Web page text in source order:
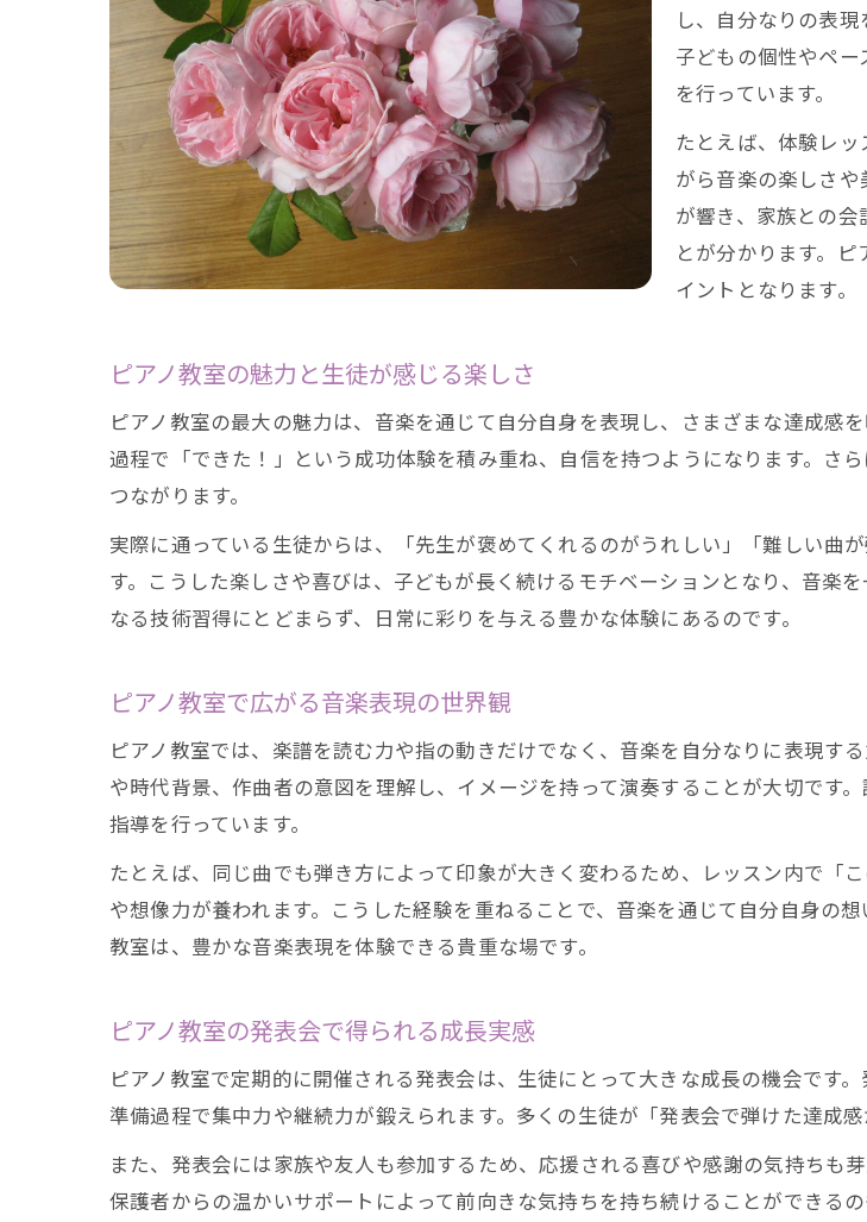
ピアノ教室の練習が集
ピアノ教室で学ぶことで
ピアノ教室のレッスン
ピアノ教室の課題克服
ピアノ教室が集中習慣
ピアノ教室で育む子どもの豊
ピアノ教室が表現力を伸
ピアノ教室のレッスンが
ピアノ教室の多彩な指導
ピアノ教室で感じる子ど
ピアノ教室の喜びは発表
ピアノ教室の習慣が長期
ピアノ教室に通うメリットを
ピアノ教室のメリットを
ピアノ教室のレッスンが
ピアノ教室の継続で得る
し、自分なりの表
子どもの個性やペ
を行っています。
たとえば、体験レ
がら音楽の楽しさ
が響き、家族との
とが分かります。
イントとなります。
ピアノ教室の魅力と生徒が感じる楽しさ
ピアノ教室の最大の魅力は、音楽を通じて自分自身を表現し、さまざまな達成感
過程で「できた！」という成功体験を積み重ね、自信を持つようになります。さ
つながります。
実際に通っている生徒からは、「先生が褒めてくれるのがうれしい」「難しい曲
す。こうした楽しさや喜びは、子どもが長く続けるモチベーションとなり、音楽
なる技術習得にとどまらず、日常に彩りを与える豊かな体験にあるのです。
ピアノ教室で広がる音楽表現の世界観
ピアノ教室では、楽譜を読む力や指の動きだけでなく、音楽を自分なりに表現す
や時代背景、作曲者の意図を理解し、イメージを持って演奏することが大切です
指導を行っています。
たとえば、同じ曲でも弾き方によって印象が大きく変わるため、レッスン内で「
や想像力が養われます。こうした経験を重ねることで、音楽を通じて自分自身の
教室は、豊かな音楽表現を体験できる貴重な場です。
ピアノ教室の発表会で得られる成長実感
ピアノ教室で定期的に開催される発表会は、生徒にとって大きな成長の機会です
準備過程で集中力や継続力が鍛えられます。多くの生徒が「発表会で弾けた達成
また、発表会には家族や友人も参加するため、応援される喜びや感謝の気持ちも
保護者からの温かいサポートによって前向きな気持ちを持ち続けることができる
お問い合わせはこ
お問い合わせはこ